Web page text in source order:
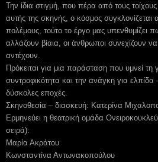
Την ίδια στιγμή, που πέρα από τους
αυτής της σκηνής, ο κόσμος συγκλονίζεται
πολέμους, τούτο το έργο μας υπενθυμίζει
αλλάζουν βίαια, οι άνθρωποι συνεχίζουν
αντέχουν.
Πρόκειται για μια παράσταση που υμνεί τη
συντροφικότητα και την ανάγκη για
δύσκολες εποχές.
Σκηνοθεσία – διασκευή: Κατερίνα
Ερμηνεύει η θεατρική ομάδα
σειρά):
Μαρία Ακράτου
Κωνσταντίνα Αντωνακοπούλου